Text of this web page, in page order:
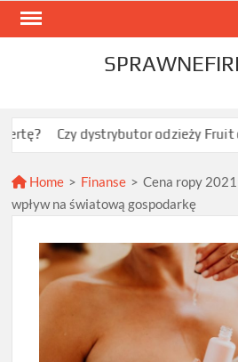
Skip
dystrybutor odzieży Fruit of the
Home > Finanse > Cena ropy
wpływ na światową gospodarkę